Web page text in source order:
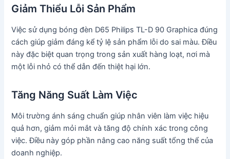
Giảm Thiểu Lỗi Sản Phẩm
Việc sử dụng bóng đèn D65 Philips TL-D 90 Graphica đúng
cách giúp giảm đáng kể tỷ lệ sản phẩm lỗi do sai màu. Điều
này đặc biệt quan trọng trong sản xuất hàng loạt, nơi mà
một lỗi nhỏ có thể dẫn đến thiệt hại lớn.
Tăng Năng Suất Làm Việc
Môi trường ánh sáng chuẩn giúp nhân viên làm việc hiệu
quả hơn, giảm mỏi mắt và tăng độ chính xác trong công
việc. Điều này góp phần nâng cao năng suất tổng thể của
doanh nghiệp.